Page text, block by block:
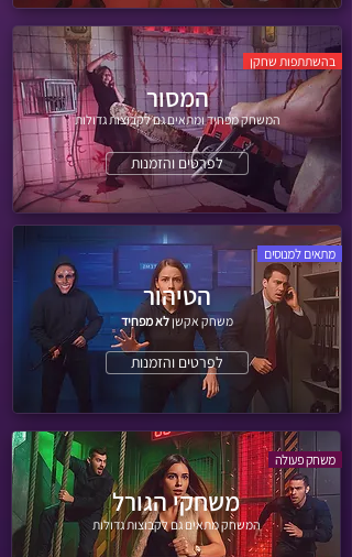
המשחק מפחיד ומתאים גם לקבוצות גדולות
לפרטים והזמנות
המסור
בהשתתפות שחקן
לפרטים והזמנות
הטיהור
משחק אקשןלא מפחיד
מתאים למנוסים
המשחק מתאים גם לקבוצות גדולות
משחקי הגורל
משחק פעולה